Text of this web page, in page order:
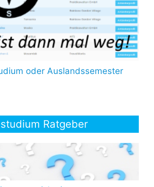
oder Auslandssemester
Ratgeber